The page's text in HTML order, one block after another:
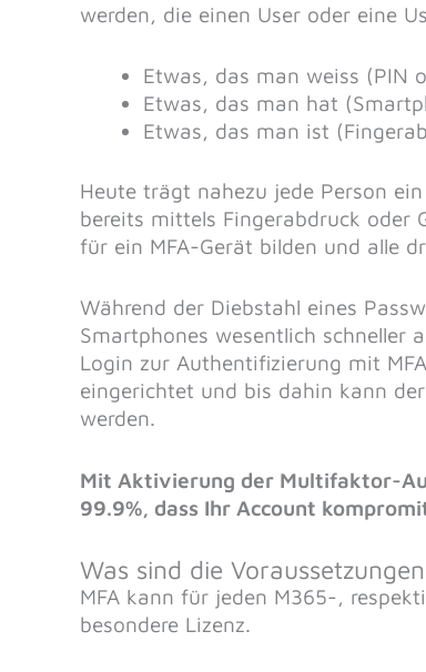
werden, die einen User oder eine
Etwas, das man weiss (PIN
Etwas, das man hat
Etwas, das man ist
Heute trägt nahezu jede Person
bereits mittels Fingerabdruck oder
für ein MFA-Gerät bilden und alle
Während der Diebstahl eines
Smartphones wesentlich schneller
Login zur Authentifizierung mit
eingerichtet und bis dahin kann
werden.
Mit Aktivierung der Multifaktor-
99.9%, dass Ihr Account
Was sind die
MFA kann für jeden M365-,
besondere Lizenz.